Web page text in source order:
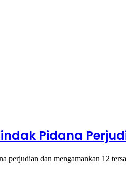
Pidana
dan mengamankan 12